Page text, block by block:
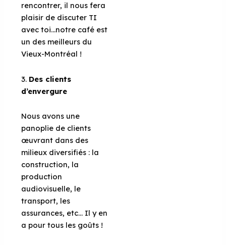
rencontrer, il nous fera
plaisir de discuter TI
avec toi…notre café est
un des meilleurs du
Vieux-Montréal !
3. Des clients
d’envergure
Nous avons une
panoplie de clients
œuvrant dans des
milieux diversifiés : la
construction, la
production
audiovisuelle, le
transport, les
assurances, etc... Il y en
a pour tous les goûts !